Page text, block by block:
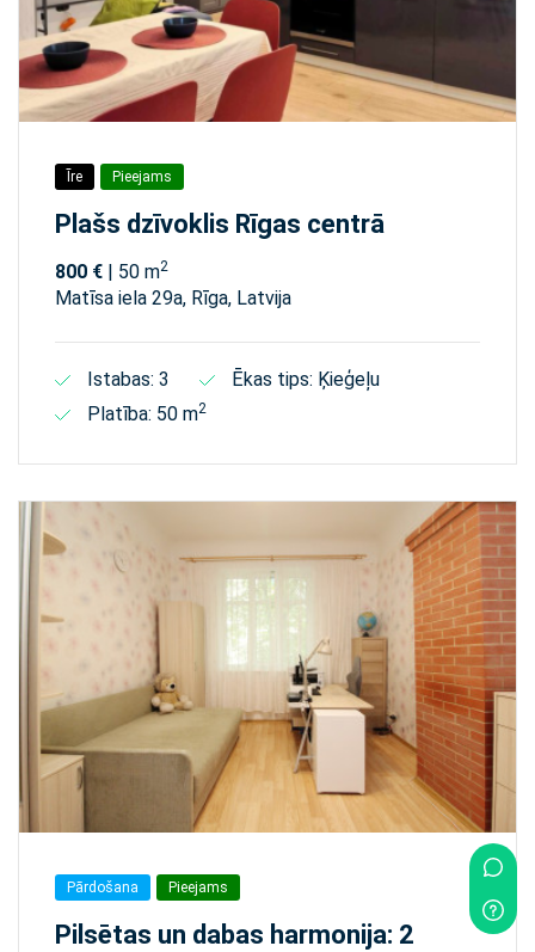
Īre Pieejams
Plašs dzīvoklis Rīgas centrā
800 € | 50 m2
Matīsa iela 29а, Rīga, Latvija
Istabas: 3
Ēkas tips: Ķieģeļu
Platība: 50 m2
Pārdošana Pieejams
Pilsētas un dabas harmonija: 2